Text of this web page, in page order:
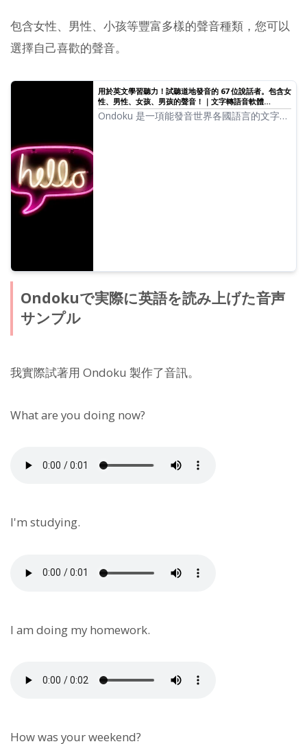
包含女性、男性、小孩等豐富多樣的聲音種類，您可以
選擇自己喜歡的聲音。
用於英文學習聽力！試聽道地發音的 67 位說話者。包含女
性、男性、女孩、男孩的聲音！｜文字轉語音軟體
Ondoku
Ondoku 是一項能發音世界各國語言的文字轉
Ondokuで実際に英語を読み上げた音声
サンプル
我實際試著用 Ondoku 製作了音訊。
What are you doing now?
I'm studying.
I am doing my homework.
How was your weekend?